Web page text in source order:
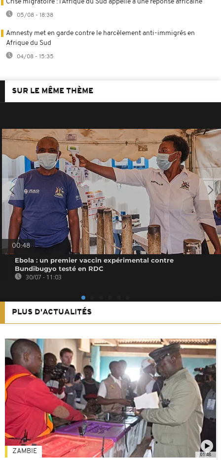
Crise migratoire : l’Afrique du Sud appelle à une réponse africaine
05/08 - 18:38
Amnesty met en garde contre le harcèlement anti-immigrés en
Afrique du Sud
04/08 - 15:35
SUR LE MÊME THÈME
00:48
Ebola : un premier vaccin expérimental contre
Bundibugyo testé en RDC
30/07 - 11:03
PLUS D'ACTUALITÉS
01:48
ZAMBIE